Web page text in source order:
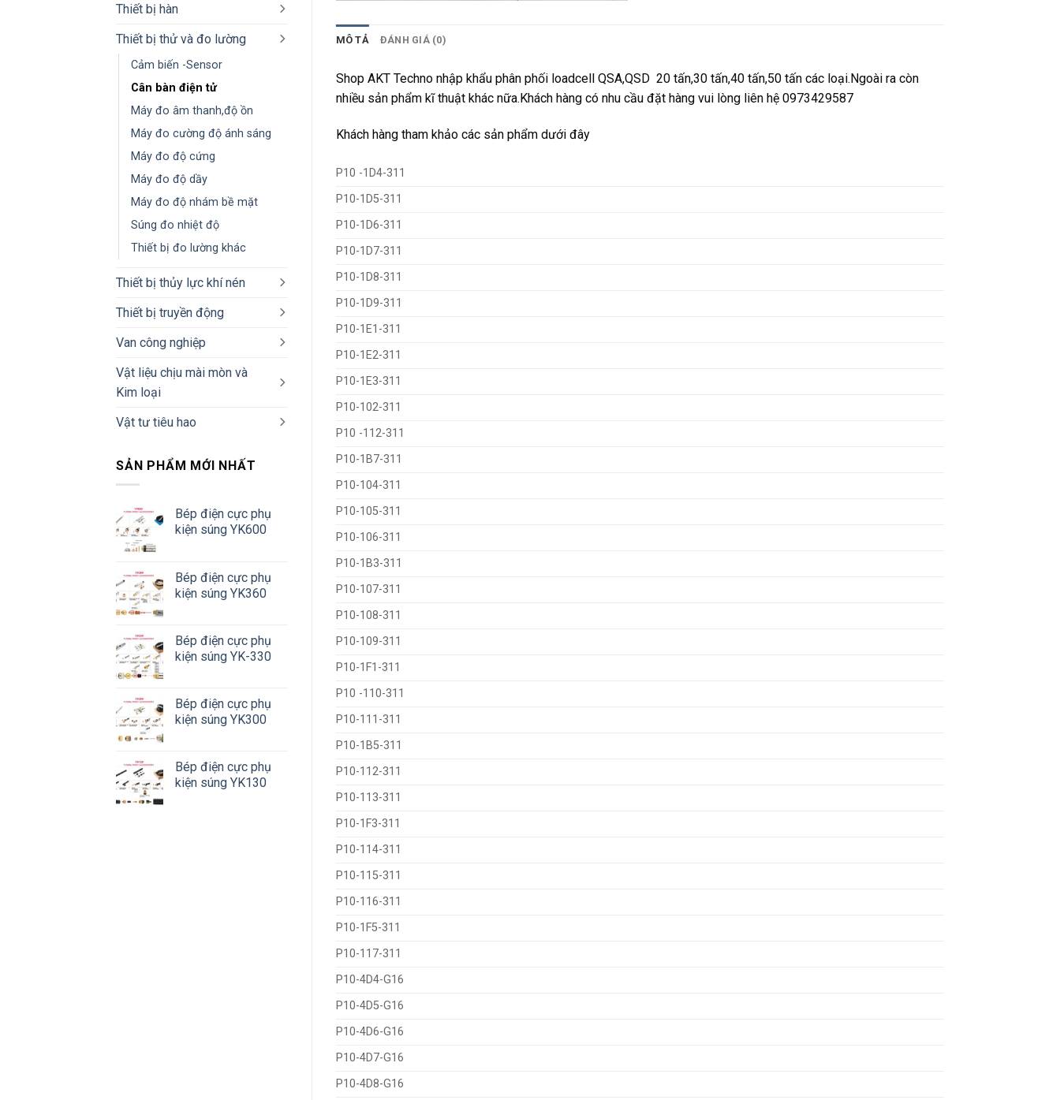
Thiết bị hàn
Thiết bị thử và đo lường
Cảm biến -Sensor
Cân bàn điện tử
Máy đo âm thanh,độ ồn
Máy đo cường độ ánh sáng
Máy đo độ cứng
Máy đo độ dầy
Máy đo độ nhám bề mặt
Súng đo nhiệt độ
Thiết bị đo lường khác
Thiết bị thủy lực khí nén
Thiết bị truyền động
Van công nghiệp
Vật liệu chịu mài mòn và
Kim loại
Vật tư tiêu hao
SẢN PHẨM MỚI NHẤT
Bép điện cực phụ
kiện súng YK600
Bép điện cực phụ
kiện súng YK360
Bép điện cực phụ
kiện súng YK-330
Bép điện cực phụ
kiện súng YK300
Bép điện cực phụ
kiện súng YK130
MÔ TẢ ĐÁNH GIÁ (0)
Shop AKT Techno nhập khẩu phân phối loadcell QSA,QSD 20 tấn,30 tấn,40 tấn,50 tấn các loại.Ngoài ra còn
nhiều sản phẩm kĩ thuật khác nữa.Khách hàng có nhu cầu đặt hàng vui lòng liên hệ 0973429587
Khách hàng tham khảo các sản phẩm dưới đây
P10 -1D4-311
P10-1D5-311
P10-1D6-311
P10-1D7-311
P10-1D8-311
P10-1D9-311
P10-1E1-311
P10-1E2-311
P10-1E3-311
P10-102-311
P10 -112-311
P10-1B7-311
P10-104-311
P10-105-311
P10-106-311
P10-1B3-311
P10-107-311
P10-108-311
P10-109-311
P10-1F1-311
P10 -110-311
P10-111-311
P10-1B5-311
P10-112-311
P10-113-311
P10-1F3-311
P10-114-311
P10-115-311
P10-116-311
P10-1F5-311
P10-117-311
P10-4D4-G16
P10-4D5-G16
P10-4D6-G16
P10-4D7-G16
P10-4D8-G16